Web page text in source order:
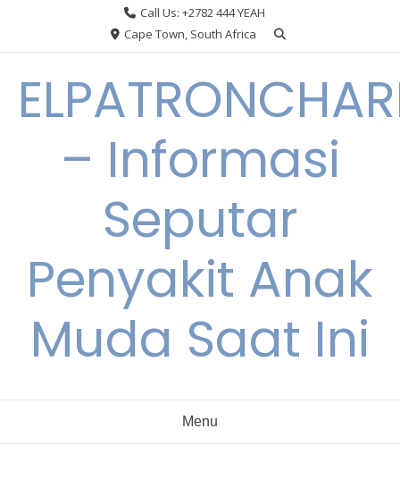
Call Us: +2782 444 YEAH
Cape Town, South Africa
– Informasi
Seputar
Penyakit Anak
Muda Saat Ini
Menu